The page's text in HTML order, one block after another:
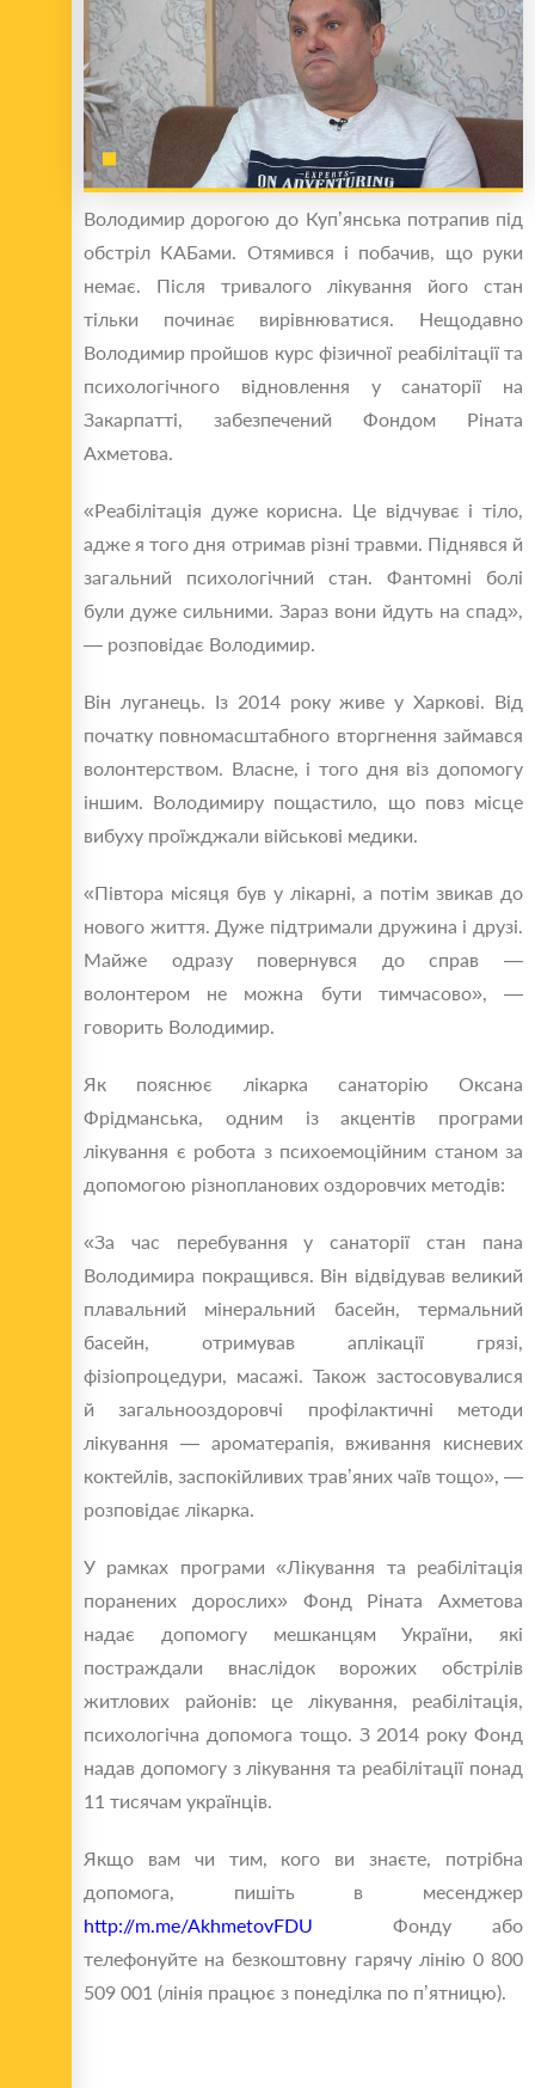
Володимир дорогою до Куп’янська потрапив під
обстріл КАБами. Отямився і побачив, що руки
немає. Після тривалого лікування його стан
тільки починає вирівнюватися. Нещодавно
Володимир пройшов курс фізичної реабілітації та
психологічного відновлення у санаторії на
Закарпатті, забезпечений Фондом Ріната
Ахметова.
«Реабілітація дуже корисна. Це відчуває і тіло,
адже я того дня отримав різні травми. Піднявся й
загальний психологічний стан. Фантомні болі
були дуже сильними. Зараз вони йдуть на спад»,
— розповідає Володимир.
Він луганець. Із 2014 року живе у Харкові. Від
початку повномасштабного вторгнення займався
волонтерством. Власне, і того дня віз допомогу
іншим. Володимиру пощастило, що повз місце
вибуху проїжджали військові медики.
«Півтора місяця був у лікарні, а потім звикав до
нового життя. Дуже підтримали дружина і друзі.
Майже одразу повернувся до справ —
волонтером не можна бути тимчасово», —
говорить Володимир.
Як пояснює лікарка санаторію Оксана
Фрідманська, одним із акцентів програми
лікування є робота з психоемоційним станом за
допомогою різнопланових оздоровчих методів:
«За час перебування у санаторії стан пана
Володимира покращився. Він відвідував великий
плавальний мінеральний басейн, термальний
басейн, отримував аплікації грязі,
фізіопроцедури, масажі. Також застосовувалися
й загальнооздоровчі профілактичні методи
лікування — ароматерапія, вживання кисневих
коктейлів, заспокійливих трав’яних чаїв тощо», —
розповідає лікарка.
У рамках програми «Лікування та реабілітація
поранених дорослих» Фонд Ріната Ахметова
надає допомогу мешканцям України, які
постраждали внаслідок ворожих обстрілів
житлових районів: це лікування, реабілітація,
психологічна допомога тощо. З 2014 року Фонд
надав допомогу з лікування та реабілітації понад
11 тисячам українців.
Якщо вам чи тим, кого ви знаєте, потрібна
допомога, пишіть в месенджер
http://m.me/AkhmetovFDU Фонду або
телефонуйте на безкоштовну гарячу лінію 0 800
509 001 (лінія працює з понеділка по п’ятницю).